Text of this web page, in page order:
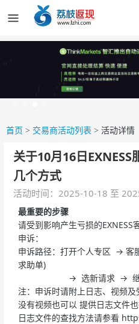
首页 > 交易商活动列表 > 活动详情
关于10月16日
几个方式
活动时间：2025-10-18 至
最重要的步骤
请受到影响产生亏损的
申诉：
申诉路径：打开个人专区 → 客
求助单)
→ 选新请求 → 继续 →
注：申诉时请附上日志、视频
没有视频也可以 提供日志文件
日志文件的查找方法请参看